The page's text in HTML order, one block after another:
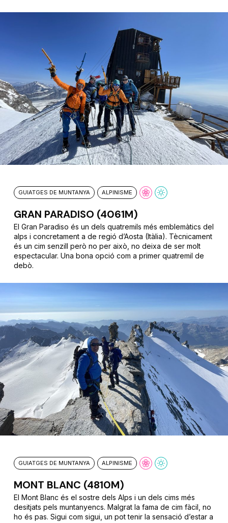
GUIATGES DE MUNTANYA ALPINISME
GRAN PARADISO (4061M)
El Gran Paradiso és un dels quatremils més emblemàtics del
alps i concretament a de regió d’Aosta (Itàlia). Tècnicament
és un cim senzill però no per això, no deixa de ser molt
espectacular. Una bona opció com a primer quatremil de
debò.
GUIATGES DE MUNTANYA ALPINISME
MONT BLANC (4810M)
El Mont Blanc és el sostre dels Alps i un dels cims més
desitjats pels muntanyencs. Malgrat la fama de cim fàcil, no
ho és pas. Sigui com sigui, un pot tenir la sensació d’estar a